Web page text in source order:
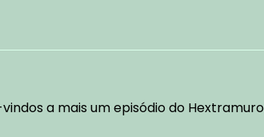
a mais um episódio do